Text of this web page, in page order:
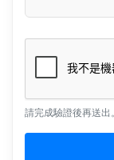
請完成驗證後再送出。